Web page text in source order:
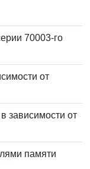
70003-го
от
зависимости от
памяти